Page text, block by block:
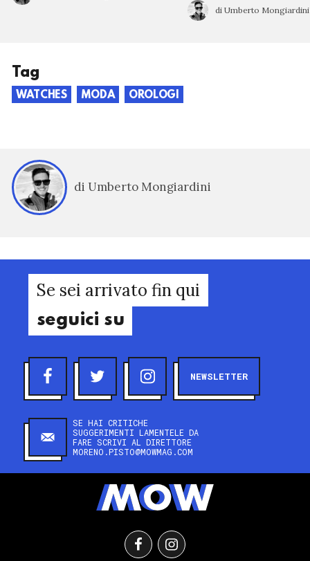
di Umberto Mongiardini
Tag
WATCHES MODA OROLOGI
di Umberto Mongiardini
Se sei arrivato fin qui
seguici su
NEWSLETTER
SE HAI CRITICHE
SUGGERIMENTI LAMENTELE DA
FARE SCRIVI AL DIRETTORE
MORENO.PISTO@MOWMAG.COM